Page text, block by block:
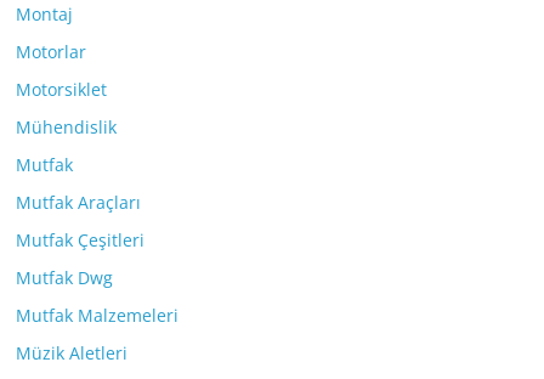
Montaj
Motorlar
Motorsiklet
Mühendislik
Mutfak
Mutfak Araçları
Mutfak Çeşitleri
Mutfak Dwg
Mutfak Malzemeleri
Müzik Aletleri